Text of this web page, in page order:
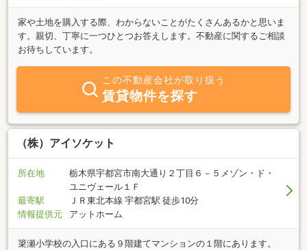
家や土地を購入する際、わからないことがたくさんあるかと思いま
す。親切、丁寧に一つひとつお答えします。不動産に関するご相談
お待ちしています。
この不動産会社が取り扱う
賃貸物件を探す
（株）アイソケット
所在地
栃木県宇都宮市南大通り２丁目６－５メゾン・ド・
ユニヴェール１Ｆ
最寄駅
ＪＲ東北本線 宇都宮駅 徒歩10分
情報提供元
アットホーム
簗瀬小学校の入口にある９階建てマンションの１階にあります。